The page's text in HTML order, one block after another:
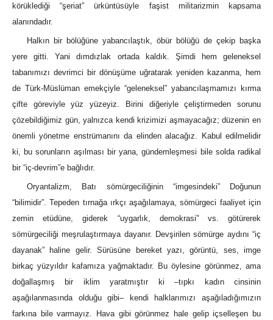
körüklediği “şeriat” ürküntüsüyle faşist militarizmin kapsama
alanındadır.
Halkın bir bölüğüne yabancılaştık, öbür bölüğü de çekip başka
yere gitti. Yani dımdızlak ortada kaldık. Şimdi hem geleneksel
tabanımızı devrimci bir dönüşüme uğratarak yeniden kazanma, hem
de Türk-Müslüman emekçiyle “geleneksel” yabancılaşmamızı kırma
çifte göreviyle yüz yüzeyiz. Birini diğeriyle çeliştirmeden sorunu
çözebildiğimiz gün, yalnızca kendi krizimizi aşmayacağız; düzenin en
önemli yönetme enstrümanını da elinden alacağız. Kabul edilmelidir
ki, bu sorunların aşılması bir yana, gündemleşmesi bile solda radikal
bir “iç-devrim”e bağlıdır.
Oryantalizm, Batı sömürgeciliğinin “imgesindeki” Doğunun
“bilimidir”. Tepeden tırnağa ırkçı aşağılamaya, sömürgeci faaliyet için
zemin etüdüne, giderek “uygarlık, demokrasi” vs. götürerek
sömürgeciliği meşrulaştırmaya dayanır. Devşirilen sömürge aydını “iç
dayanak” haline gelir. Sürüsüne bereket yazı, görüntü, ses, imge
birkaç yüzyıldır kafamıza yağmaktadır. Bu öylesine görünmez, ama
doğallaşmış bir iklim yaratmıştır ki –tıpkı kadın cinsinin
aşağılanmasında olduğu gibi– kendi halklarımızı aşağıladığımızın
farkına bile varmayız. Hava gibi görünmez hale gelip içselleşen bu